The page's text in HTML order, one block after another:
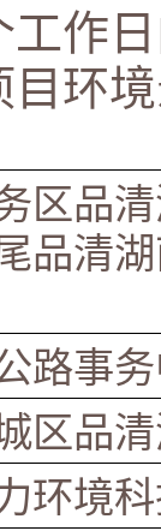
作
环
区品
品清
路事
区品
环境